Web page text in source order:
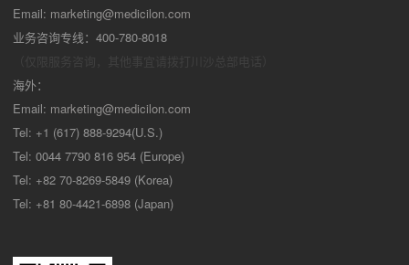
Email: marketing@medicilon.com
业务咨询专线：400-780-8018
海外：
Email: marketing@medicilon.com
Tel: +1 (617) 888-9294(U.S.)
Tel: 0044 7790 816 954 (Europe)
Tel: +82 70-8269-5849 (Korea)
Tel: +81 80-4421-6898 (Japan)